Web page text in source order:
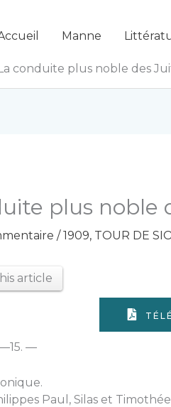
Manne
conduite plus noble des
plus noble
/ 1909, TOUR DE
article
—
Paul, Silas et